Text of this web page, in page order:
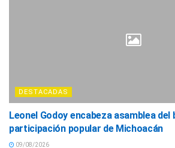
DESTACADAS
Leonel Godoy encabeza asamblea del
participación popular de Michoacán
09/08/2026